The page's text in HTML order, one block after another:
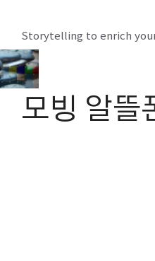
츠
로
건
Storytelling to enrich
모빙 알뜰